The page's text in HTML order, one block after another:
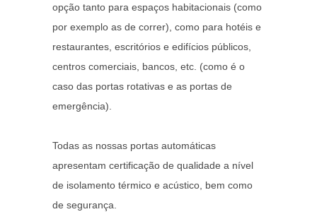
opção tanto para espaços habitacionais (como
por exemplo as de correr), como para hotéis e
restaurantes, escritórios e edifícios públicos,
centros comerciais, bancos, etc. (como é o
caso das portas rotativas e as portas de
emergência).
Todas as nossas portas automáticas
apresentam certificação de qualidade a nível
de isolamento térmico e acústico, bem como
de segurança.